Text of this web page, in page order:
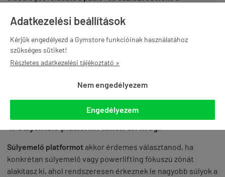
Adatkezelési beállítások
Kérjük engedélyezd a Gymstore funkcióinak használatához
szükséges sütiket!
Részletes adatkezelési tájékoztató »
Nem engedélyezem
Engedélyezem
időjárásállóság, UV-állóságés a vízelvezetés. Ez a megoldás
ideális kültéri edzőparkok, kertben kialakított funkcionális
zónák vagy rekreációs terek (pl. játszótér környezete)
tartósan kültéren használni, mert az UV és a csapadék
rövidítheti az élettartamát.
Súlyemelő platformot akkor érdemes választanod, ha
konkrétan súlyemelő vagy powerlifting fókuszú zónát
alakítasz ki, ahol rendszeresen érkeznek le nagyobb súlyok a